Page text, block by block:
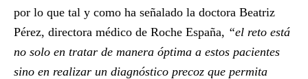
por lo que tal y como ha señalado la doctora Beatriz
Pérez, directora médico de Roche España, “el reto está
no solo en tratar de manera óptima a estos pacientes
sino en realizar un diagnóstico precoz que permita